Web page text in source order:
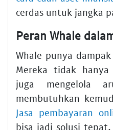
cerdas untuk jangka
Peran Whale
Whale punya
Mereka tidak
juga mengelola
membutuhkan
Jasa pembayaran
bisa jadi solusi